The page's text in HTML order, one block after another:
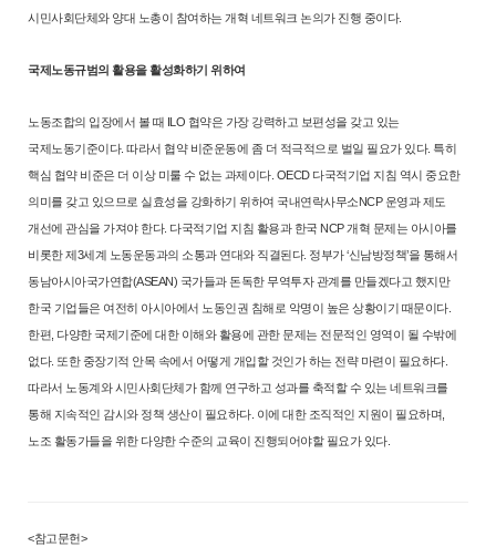
시민사회단체와 양대 노총이 참여하는 개혁 네트워크 논의가 진행 중이다.
국제노동규범의 활용을 활성화하기 위하여
노동조합의 입장에서 볼 때 ILO 협약은 가장 강력하고 보편성을 갖고 있는
국제노동기준이다. 따라서 협약 비준운동에 좀 더 적극적으로 벌일 필요가 있다. 특히
핵심 협약 비준은 더 이상 미룰 수 없는 과제이다. OECD 다국적기업 지침 역시 중요한
의미를 갖고 있으므로 실효성을 강화하기 위하여 국내연락사무소NCP 운영과 제도
개선에 관심을 가져야 한다. 다국적기업 지침 활용과 한국 NCP 개혁 문제는 아시아를
비롯한 제3세계 노동운동과의 소통과 연대와 직결된다. 정부가 ‘신남방정책’을 통해서
동남아시아국가연합(ASEAN) 국가들과 돈독한 무역투자 관계를 만들겠다고 했지만
한국 기업들은 여전히 아시아에서 노동인권 침해로 악명이 높은 상황이기 때문이다.
한편, 다양한 국제기준에 대한 이해와 활용에 관한 문제는 전문적인 영역 이 될 수밖에
없다. 또한 중장기적 안목 속에서 어떻게 개입할 것인가 하는 전략 마련이 필요하다.
따라서 노동계와 시민사회단체가 함께 연구하고 성과를 축적할 수 있는 네트워크를
통해 지속적인 감시와 정책 생산이 필요하다. 이에 대한 조직적인 지원이 필요하며,
노조 활동가들을 위한 다양한 수준의 교육이 진행되어야할 필요가 있다.
<참고문헌>